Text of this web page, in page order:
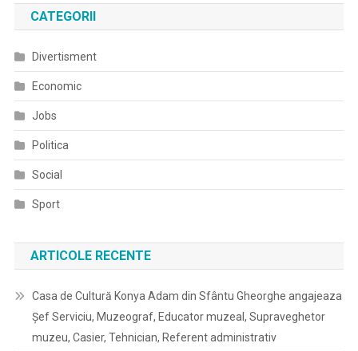
CATEGORII
Divertisment
Economic
Jobs
Politica
Social
Sport
ARTICOLE RECENTE
Casa de Cultură Konya Adam din Sfântu Gheorghe angajeaza
Șef Serviciu, Muzeograf, Educator muzeal, Supraveghetor
muzeu, Casier, Tehnician, Referent administrativ